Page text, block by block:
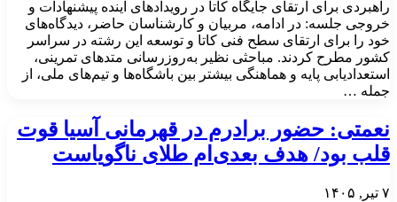
راهبردی برای ارتقای جایگاه کاتا در رویدادهای آینده پیشنهادات و
خروجی جلسه: در ادامه، مربیان و کارشناسان حاضر، دیدگاه‌های
خود را برای ارتقای سطح فنی کاتا و توسعه این رشته در سراسر
کشور مطرح کردند. مباحثی نظیر به‌روزرسانی متدهای تمرینی،
استعدادیابی پایه و هماهنگی بیشتر بین باشگاه‌ها و تیم‌های ملی، از
جمله …
نعمتی: حضور برادرم در قهرمانی آسیا قوت
قلب بود/ هدف بعدی‌ام طلای ناگویاست
۷ تیر, ۱۴۰۵